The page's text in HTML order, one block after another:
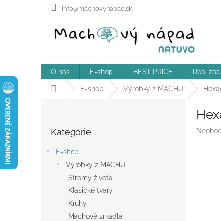
na
info@machovynapad.sk
O nás E-shop BEST PRICE
DomovE-shop Výrobky z MACHU
kategórie
Kategórie
E-shop
Výrobky z MACHU
Stromy života
Klasické tvary
Kruhy
Machové zrkadlá